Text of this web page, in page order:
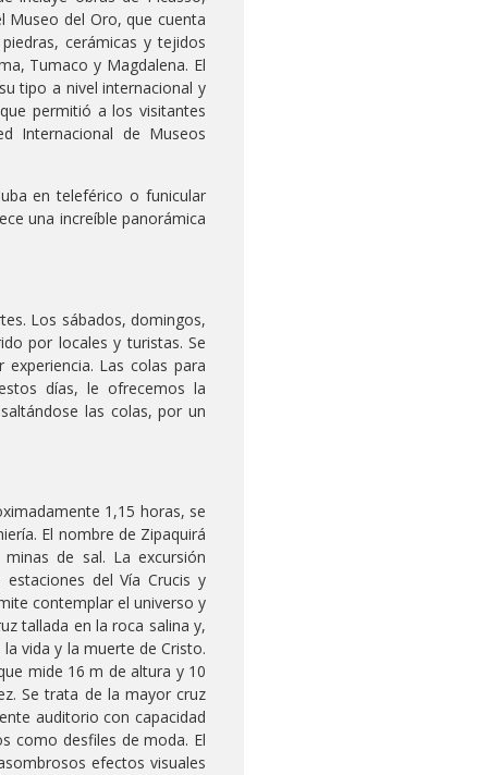
Museo del Oro, que cuenta
cerámicas y tejidos
Tumaco y Magdalena. El
tipo a nivel internacional y
permitió a los visitantes
Internacional de Museos
en teleférico o funicular
una increíble panorámica
Los sábados, domingos,
por locales y turistas. Se
Las colas para
días, le ofrecemos la
las colas, por un
1,15 horas, se
El nombre de Zipaquirá
de sal. La excursión
del Vía Crucis y
contemplar el universo y
tallada en la roca salina y,
vida y la muerte de Cristo.
mide 16 m de altura y 10
Se trata de la mayor cruz
auditorio con capacidad
como desfiles de moda. El
efectos visuales